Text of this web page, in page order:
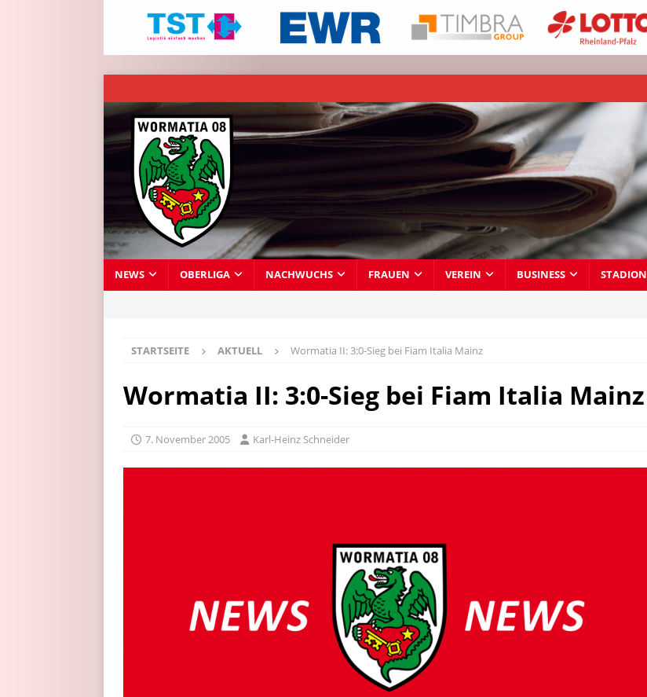
NEWS OBERLIGA NACHWUCHS FRAUEN VEREIN BUSINESS STADION
STARTSEITE AKTUELL Wormatia II: 3:0-Sieg bei Fiam Italia Mainz
Wormatia II: 3:0-Sieg bei Fiam Italia Mainz
7. November 2005 Karl-Heinz Schneider